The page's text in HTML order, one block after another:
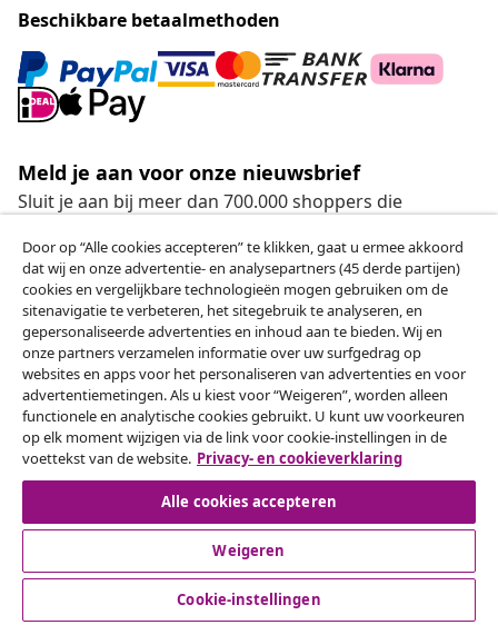
Beschikbare betaalmethoden
Meld je aan voor onze nieuwsbrief
Sluit je aan bij meer dan 700.000 shoppers die
artikelen van vidaXL ontvangen.
Onze sociale media
Herroeping van de overeenkomst
Een annulering voor je bestelling indienen
Herroeping van de overeenkomst
Door op “Alle cookies accepteren” te klikken, gaat u ermee akkoord
dat wij en onze advertentie- en analysepartners (45 derde partijen)
cookies en vergelijkbare technologieën mogen gebruiken om de
sitenavigatie te verbeteren, het sitegebruik te analyseren, en
gepersonaliseerde advertenties en inhoud aan te bieden. Wij en
onze partners verzamelen informatie over uw surfgedrag op
websites en apps voor het personaliseren van advertenties en voor
advertentiemetingen. Als u kiest voor “Weigeren”, worden alleen
functionele en analytische cookies gebruikt. U kunt uw voorkeuren
op elk moment wijzigen via de link voor cookie-instellingen in de
voettekst van de website. Privacy- en cookieverklaring
Alle cookies accepteren
Weigeren
Cookie-instellingen